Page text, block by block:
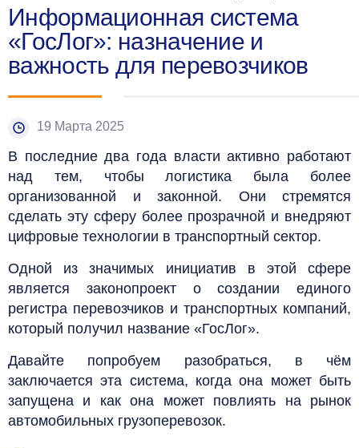
Информационная система
«ГосЛог»: назначение и
важность для перевозчиков
19 Марта 2025
В последние два года власти активно работают
над тем, чтобы логистика была более
организованной и законной. Они стремятся
сделать эту сферу более прозрачной и внедряют
цифровые технологии в транспортный сектор.
Одной из значимых инициатив в этой сфере
является законопроект о создании единого
регистра перевозчиков и транспортных компаний,
который получил название «ГосЛог».
Давайте попробуем разобраться, в чём
заключается эта система, когда она может быть
запущена и как она может повлиять на рынок
автомобильных грузоперевозок.